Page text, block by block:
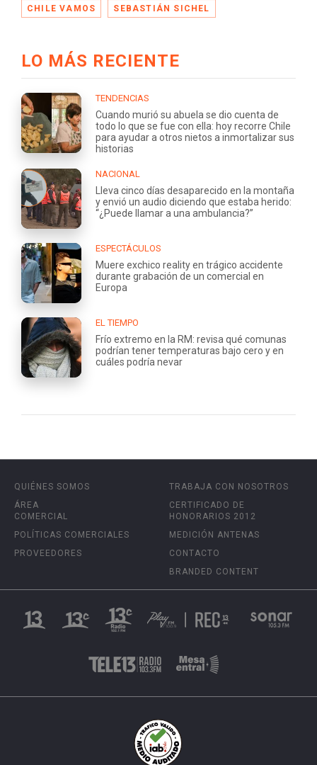
CHILE VAMOS SEBASTIÁN SICHEL
LO MÁS RECIENTE
TENDENCIAS
Cuando murió su abuela se dio cuenta de
todo lo que se fue con ella: hoy recorre Chile
para ayudar a otros nietos a inmortalizar sus
historias
NACIONAL
Lleva cinco días desaparecido en la montaña
y envió un audio diciendo que estaba herido:
“¿Puede llamar a una ambulancia?”
ESPECTÁCULOS
Muere exchico reality en trágico accidente
durante grabación de un comercial en
Europa
EL TIEMPO
Frío extremo en la RM: revisa qué comunas
podrían tener temperaturas bajo cero y en
cuáles podría nevar
QUIÉNES SOMOS
ÁREA
COMERCIAL
POLÍTICAS COMERCIALES
PROVEEDORES
TRABAJA CON NOSOTROS
CERTIFICADO DE
HONORARIOS 2012
MEDICIÓN ANTENAS
CONTACTO
BRANDED CONTENT